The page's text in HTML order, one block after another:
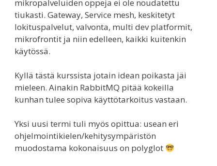
mikropalveluiden oppeja ei ole noudatettu
tiukasti. Gateway, Service mesh, keskitetyt
lokituspalvelut, valvonta, multi dev platformit,
mikrofrontit ja niin edelleen, kaikki kuitenkin
käytössä.
Kyllä tästä kurssista jotain idean poikasta jäi
mieleen. Ainakin RabbitMQ pitää kokeilla
kunhan tulee sopiva käyttötarkoitus vastaan.
Yksi uusi termi tuli myös opittua: usean eri
ohjelmointikielen/kehitysympäristön
muodostama kokonaisuus on polyglot